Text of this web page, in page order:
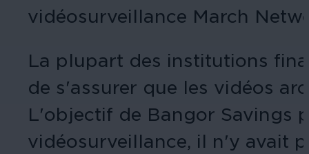
vidéosurveillance March
La plupart des institutions
de s'assurer que les vidéos
L'objectif de Bangor Savings
vidéosurveillance, il n'y avait